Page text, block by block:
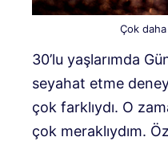
Çok
30’lu yaşlarımda
seyahat etme
çok farklıydı. O
çok meraklıydım.